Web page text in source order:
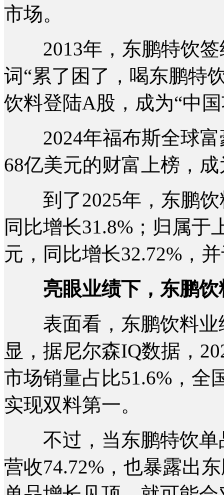
市场。
2013年，东鹏特饮签
词“累了困了，喝东鹏特
饮料登陆A股，成为“中
2024年福布斯全球富
68亿美元的财富上榜，
到了2025年，东鹏饮
同比增长31.8%；归属于
元，同比增长32.72%，
亮眼业绩下，东鹏
表面看，东鹏饮料业
显，据尼尔森IQ数据，
市场销量占比51.6%，全
实现双料第一。
不过，当东鹏特饮单
营收74.72%，也暴露出